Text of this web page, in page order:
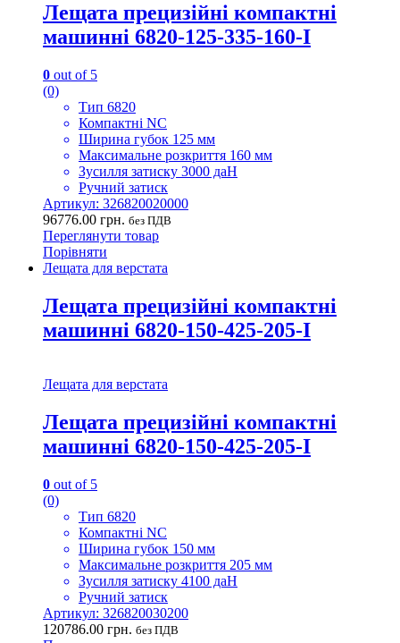
Лещата прецизійні компактні
машинні 6820-125-335-160-I
0 out of 5
(0)
Тип 6820
Компактні NC
Ширина губок 125 мм
Максимальне розкриття 160 мм
Зусилля затиску 3000 даН
Ручний затиск
Артикул: 326820020000
96776.00 грн. без ПДВ
Переглянути товар
Порівняти
Лещата для верстата
Лещата прецизійні компактні
машинні 6820-150-425-205-I
Лещата для верстата
Лещата прецизійні компактні
машинні 6820-150-425-205-I
0 out of 5
(0)
Тип 6820
Компактні NC
Ширина губок 150 мм
Максимальне розкриття 205 мм
Зусилля затиску 4100 даН
Ручний затиск
Артикул: 326820030200
120786.00 грн. без ПДВ